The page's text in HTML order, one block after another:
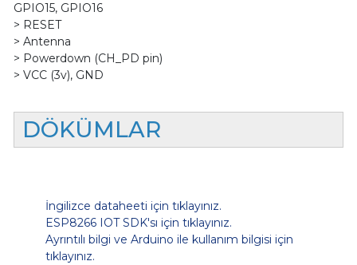
GPIO15, GPIO16
> RESET
> Antenna
> Powerdown (CH_PD pin)
> VCC (3v), GND
DÖKÜMLAR
İngilizce dataheeti için tıklayınız.
ESP8266 IOT SDK'sı için tıklayınız.
Ayrıntılı bilgi ve Arduino ile kullanım bilgisi için
tıklayınız.